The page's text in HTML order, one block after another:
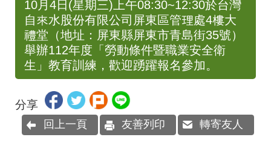
10月4日(星期三)上午08:30~12:30於台灣
自來水股份有限公司屏東區管理處4樓大
禮堂（地址：屏東縣屏東市青島街35號）
舉辦112年度「勞動條件暨職業安全衛
生」教育訓練，歡迎踴躍報名參加。
分享
回上一頁 友善列印 轉寄友人